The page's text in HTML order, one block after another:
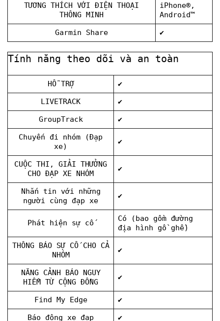
TƯƠNG THÍCH VỚI ĐIỆN THOẠI
THÔNG MINH
iPhone®,
Android™
Garmin Share
✔
Tính năng theo dõi và an toàn
HỖ TRỢ
✔
LIVETRACK
✔
GroupTrack
✔
Chuyến đi nhóm (Đạp
xe)
✔
CUỘC THI, GIẢI THƯỞNG
CHO ĐẠP XE NHÓM
✔
Nhắn tin với những
người cùng đạp xe
✔
Phát hiện sự cố
Có (bao gồm đường
địa hình gồ ghề)
THÔNG BÁO SỰ CỐ CHO CẢ
NHÓM
✔
NĂNG CẢNH BÁO NGUY
HIỂM TỪ CỘNG ĐỒNG
✔
Find My Edge
✔
Báo động xe đạp
✔